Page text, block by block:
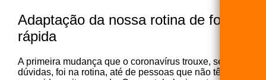
Adaptação da nossa rotina de forma
rápida
A primeira mudança que o coronavírus trouxe, sem
dúvidas, foi na rotina, até de pessoas que não têm